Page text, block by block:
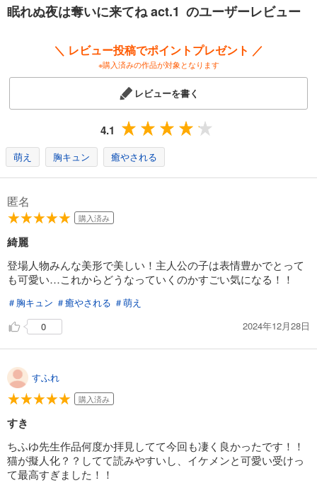
眠れぬ夜は奪いに来てね act.1 のユーザーレビュー
＼ レビュー投稿でポイントプレゼント ／
※購入済みの作品が対象となります
レビューを書く
4.1
萌え 胸キュン 癒やされる
匿名
購入済み
綺麗
登場人物みんな美形で美しい！主人公の子は表情豊かでとって
も可愛い…これからどうなっていくのかすごい気になる！！
＃胸キュン ＃癒やされる ＃萌え
0
2024年12月28日
すふれ
購入済み
すき
ちふゆ先生作品何度か拝見してて今回も凄く良かったです！！
猫が擬人化？？してて読みやすいし、イケメンと可愛い受けっ
て最高すぎました！！